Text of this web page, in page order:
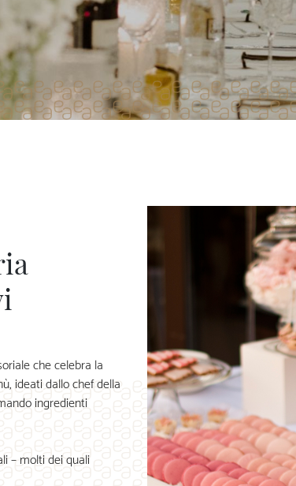
che celebra la
ideati dallo chef della
ingredienti
– molti dei quali